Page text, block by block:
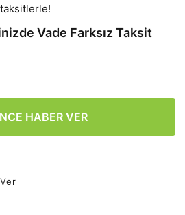
Vade Farksız Taksit
HABER VER